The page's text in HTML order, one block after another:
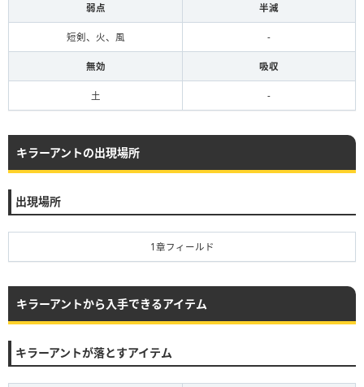
弱点 半減
短剣、火、風 -
無効 吸収
土 -
キラーアントの出現場所
出現場所
1章フィールド
キラーアントから入手できるアイテム
キラーアントが落とすアイテム